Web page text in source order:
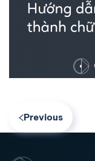
Previous